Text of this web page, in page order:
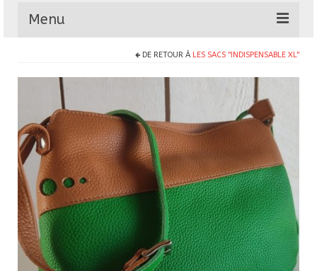
Menu
Collection
Commandes particulières
E-Boutique
Pour acheter
Contact
DE RETOUR À LES SACS "INDISPENSABLE XL"